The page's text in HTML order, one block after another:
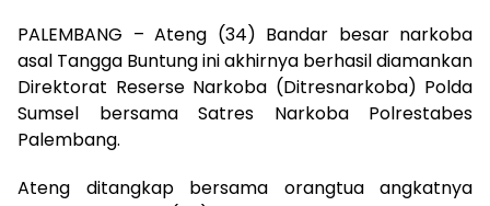
PALEMBANG – Ateng (34) Bandar besar narkoba
asal Tangga Buntung ini akhirnya berhasil diamankan
Direktorat Reserse Narkoba (Ditresnarkoba) Polda
Sumsel bersama Satres Narkoba Polrestabes
Palembang.
Ateng ditangkap bersama orangtua angkatnya